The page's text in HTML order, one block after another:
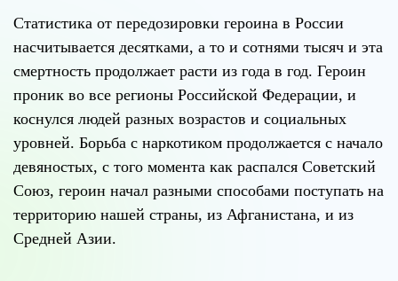
Статистика от передозировки героина в России
насчитывается десятками, а то и сотнями тысяч и эта
смертность продолжает расти из года в год. Героин
проник во все регионы Российской Федерации, и
коснулся людей разных возрастов и социальных
уровней. Борьба с наркотиком продолжается с начало
девяностых, c того момента как распался Советский
Союз, героин начал разными способами поступать на
территорию нашей страны, из Афганистана, и из
Средней Азии.